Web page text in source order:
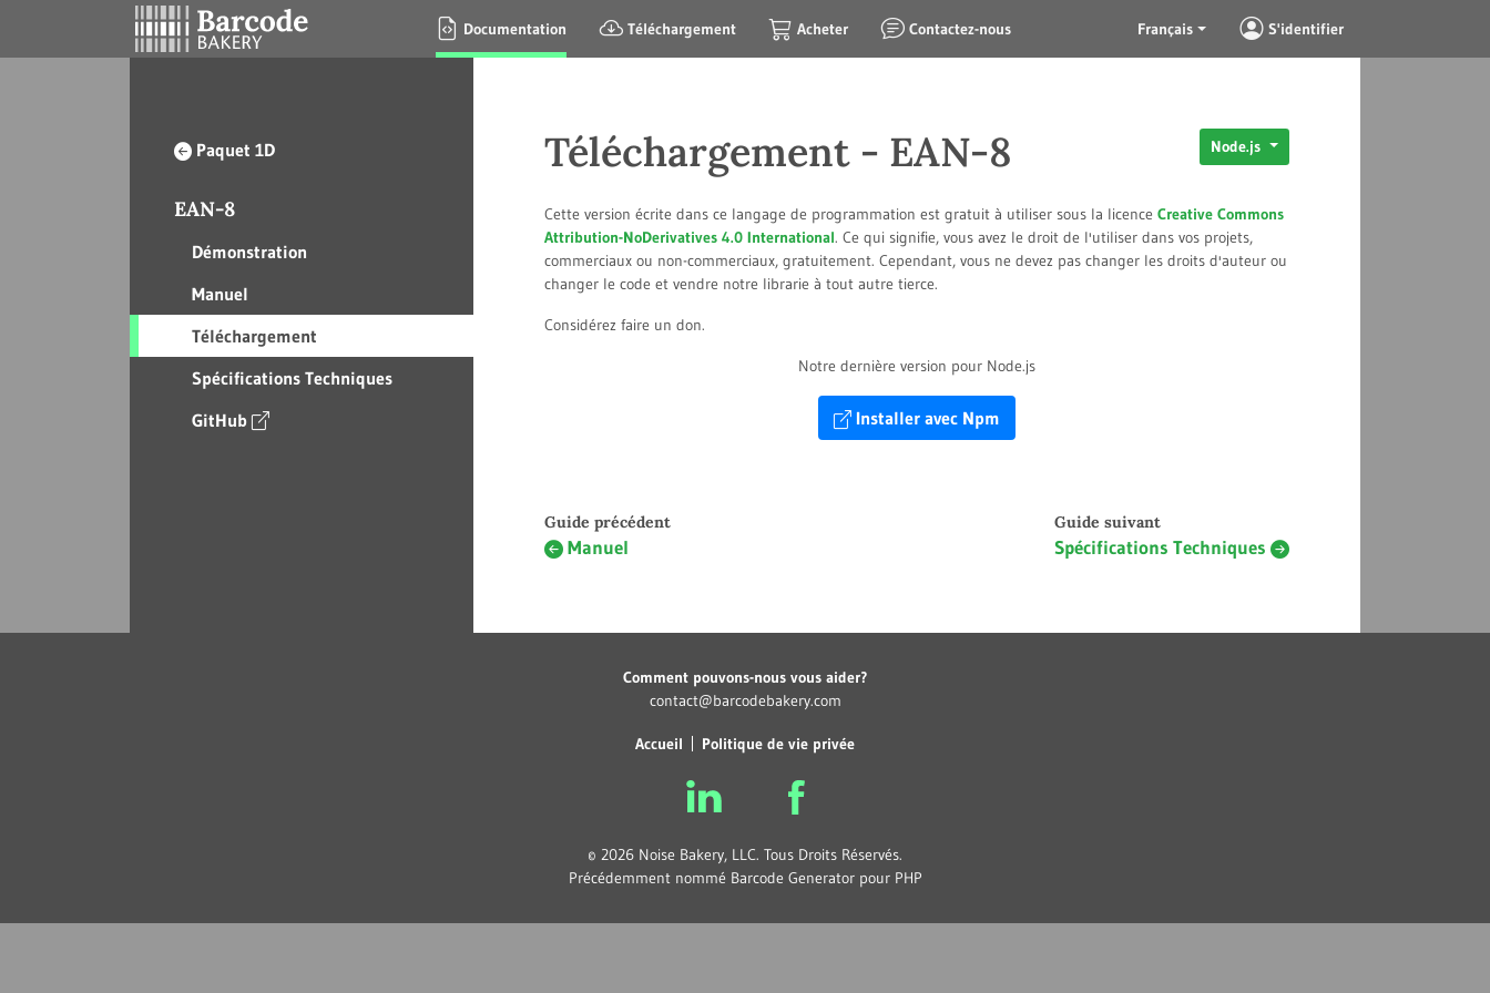
Documentation Téléchargement Acheter Contactez-nous Français S'identifier
Paquet 1D
EAN-8
Démonstration
Manuel
Téléchargement
Spécifications Techniques
GitHub
Téléchargement - EAN-8 Node.js
Cette version écrite dans ce langage de programmation est gratuit à utiliser sous la licence Creative Commons
Attribution-NoDerivatives 4.0 International. Ce qui signifie, vous avez le droit de l'utiliser dans vos projets,
commerciaux ou non-commerciaux, gratuitement. Cependant, vous ne devez pas changer les droits d'auteur ou
changer le code et vendre notre librarie à tout autre tierce.
Considérez faire un don.
Notre dernière version pour Node.js
Installer avec Npm
Guide précédent
Manuel
Guide suivant
Spécifications Techniques
Comment pouvons-nous vous aider?
contact@barcodebakery.com
Accueil Politique de vie privée
© 2026 Noise Bakery, LLC. Tous Droits Réservés.
Précédemment nommé Barcode Generator pour PHP